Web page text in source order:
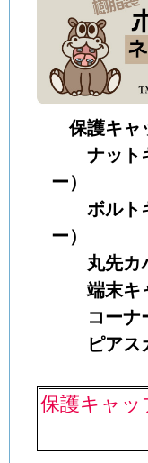
保護キャ
ナットキ
ー）
ボルトキ
ー）
丸先カ
端末キ
コーナ
ピアス
保護キャッ